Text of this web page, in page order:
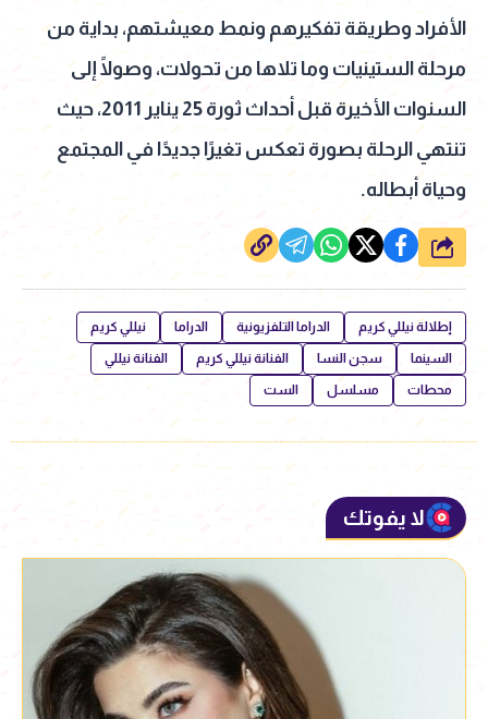
الأفراد وطريقة تفكيرهم ونمط معيشتهم، بداية من
مرحلة الستينيات وما تلاها من تحولات، وصولًا إلى
السنوات الأخيرة قبل أحداث ثورة 25 يناير 2011، حيث
تنتهي الرحلة بصورة تعكس تغيرًا جديدًا في المجتمع
وحياة أبطاله.
شارك
إطلالة نيللي كريم الدراما التلفزيونية الدراما نيللي كريم
السينما سجن النسا الفنانة نيللي كريم الفنانة نيللي
محطات مسلسل الست
لا يفوتك